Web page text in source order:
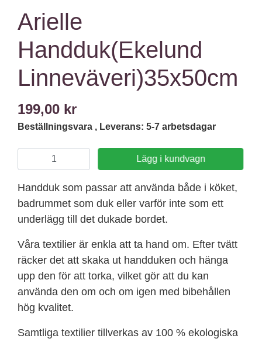
Arielle
Handduk(Ekelund
Linneväveri)35x50cm
199,00 kr
Beställningsvara , Leverans: 5-7 arbetsdagar
Lägg i kundvagn
Handduk som passar att använda både i köket,
badrummet som duk eller varför inte som ett
underlägg till det dukade bordet.
Våra textilier är enkla att ta hand om. Efter tvätt
räcker det att skaka ut handduken och hänga
upp den för att torka, vilket gör att du kan
använda den om och om igen med bibehållen
hög kvalitet.
Samtliga textilier tillverkas av 100 % ekologiska